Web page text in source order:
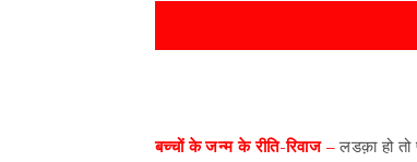
बच्चों के जन्म के रीति-रिवाज –लडक़ा हो